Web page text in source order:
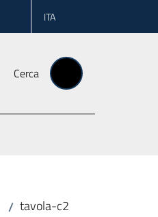
ITA
Cerca
/ tavola-c2